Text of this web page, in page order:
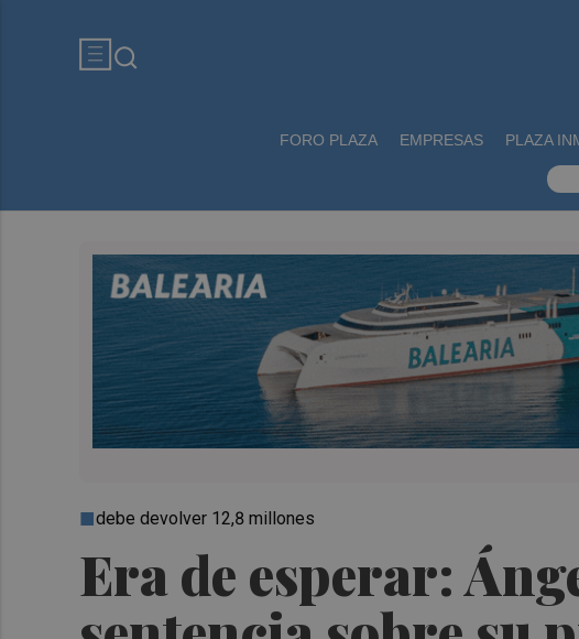
FORO PLAZA EMPRESAS PLAZA
Era de esperar:
debe devolver 12,8 millones